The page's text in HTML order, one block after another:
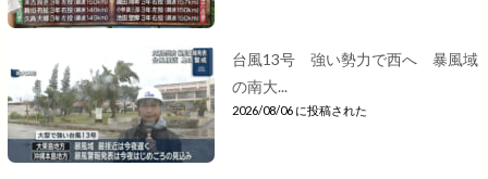
台風13号 強い勢力で西へ 暴風域
の南大...
2026/08/06 に投稿された